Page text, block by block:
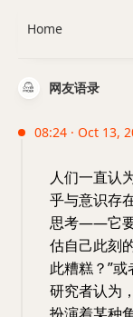
网友语录
08:24 · Oct 13,
人们一直认
乎与意识存
思考——它要
估自己此刻
此糟糕？”或
研究者认为
Home